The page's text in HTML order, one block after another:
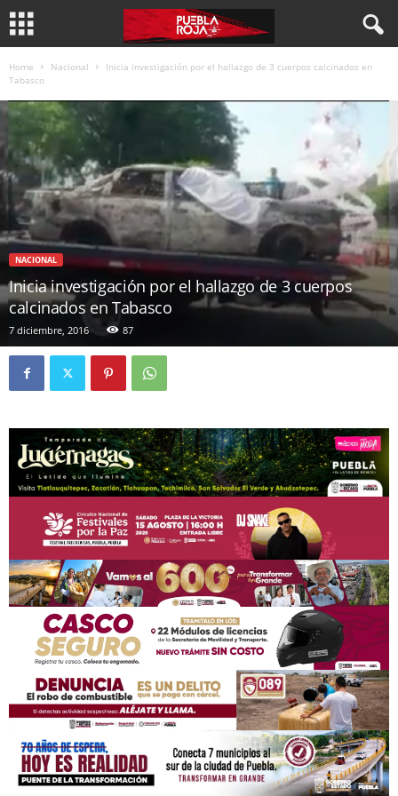
Home Nacional
Inicia investigación por el hallazgo de 3 cuerpos calcinados en
Tabasco
NACIONAL
Inicia investigación por el hallazgo de 3 cuerpos
calcinados en Tabasco
7 diciembre, 2016 87